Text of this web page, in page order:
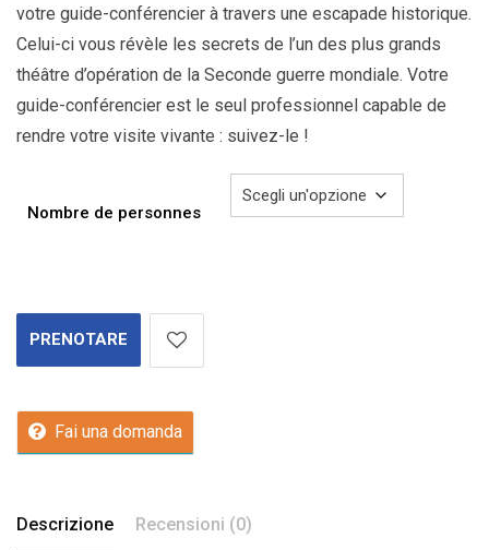
votre guide-conférencier à travers une escapade historique.
Celui-ci vous révèle les secrets de l’un des plus grands
théâtre d’opération de la Seconde guerre mondiale. Votre
guide-conférencier est le seul professionnel capable de
rendre votre visite vivante : suivez-le !
Nombre de personnes
PRENOTARE
Fai una domanda
Descrizione Recensioni (0)